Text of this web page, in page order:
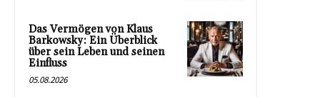
Das Vermögen von Klaus
Barkowsky: Ein Überblick
über sein Leben und seinen
Einfluss
05.08.2026